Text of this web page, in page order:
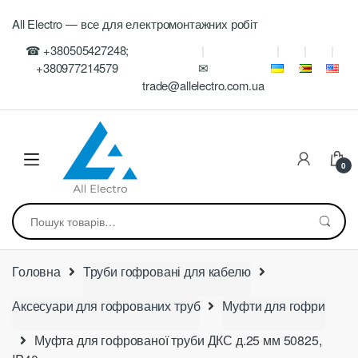
navigation
content
All Electro — все для електромонтажних робіт
☎ +380505427248;
+380977214579
✉
trade@allelectro.com.ua
0
Шукати:
Головна
Труби гофровані для кабелю
Аксесуари для гофрованих труб
Муфти для гофри
Муфта для гофрованої труби ДКС д.25 мм 50825,